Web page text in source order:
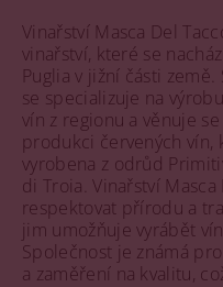
Vinařství Masca Del
vinařství, které se
Puglia v jižní části
se specializuje na
vín z regionu a věnuje
produkci červených vín,
vyrobena z odrůd
di Troia. Vinařství
respektovat přírodu a
jim umožňuje vyrábět
Společnost je známá
a zaměření na kvalitu,